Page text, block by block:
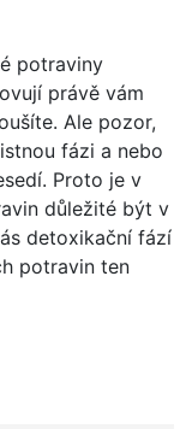
potraviny
právě vám
Ale pozor,
fázi a nebo
Proto je v
důležité být v
detoxikační fází
potravin ten